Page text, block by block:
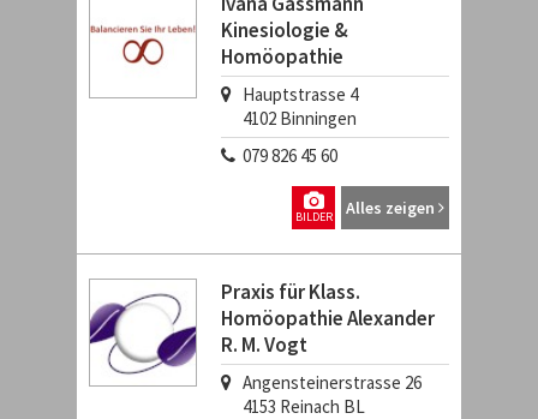
Kinesiologie &
Homöopathie
Hauptstrasse 4
4102 Binningen
079 826 45 60
Alles zeigen
BILDER
Praxis für Klass.
Homöopathie Alexander
R. M. Vogt
Angensteinerstrasse 26
4153 Reinach BL